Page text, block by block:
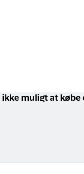
ikke muligt at